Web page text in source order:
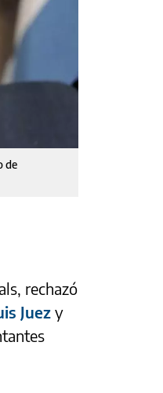
de
rechazó
Juez y